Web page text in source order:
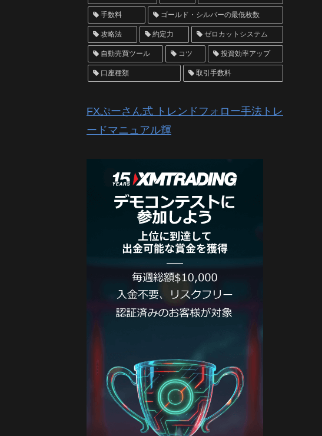
手数料 ゴールド・シルバーの最低枚数
攻略法 約定力 ゼロカットシステム
自動売買ツール コツ 投資効率アップ
口座種類 取引手数料
FXぷーさん式 トレンドフォロー手法トレ
ードマニュアル輝